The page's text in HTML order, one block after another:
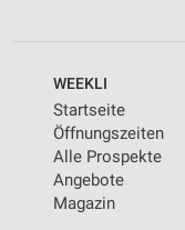
WEEKLI
Startseite
Öffnungszeiten
Alle Prospekte
Angebote
Magazin